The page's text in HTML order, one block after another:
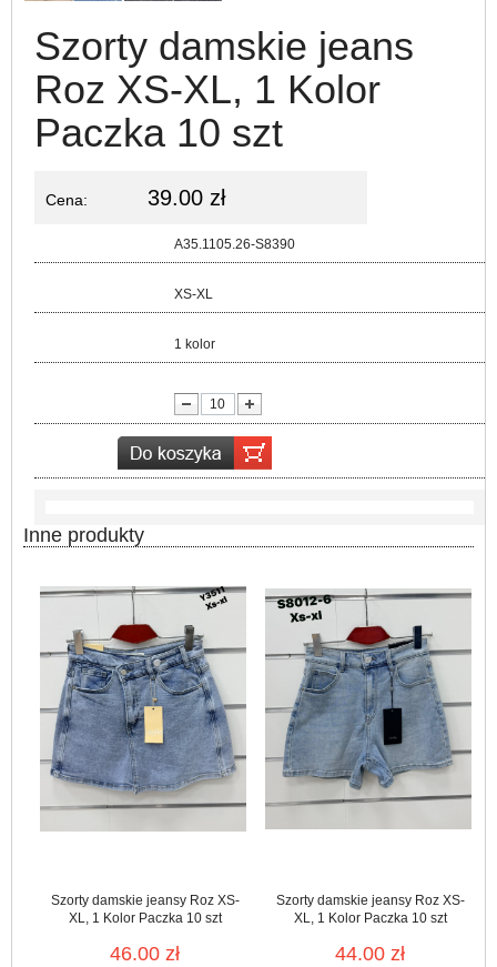
Szorty damskie jeans
Roz XS-XL, 1 Kolor
Paczka 10 szt
Cena: 39.00 zł
A35.1105.26-S8390
XS-XL
1 kolor
Inne produkty
Szorty damskie jeansy Roz XS-
XL, 1 Kolor Paczka 10 szt
46.00 zł
Szorty damskie jeansy Roz XS-
XL, 1 Kolor Paczka 10 szt
44.00 zł